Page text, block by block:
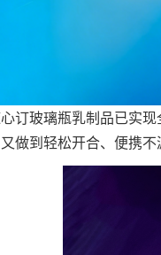
订玻璃瓶乳制品已实
做到轻松开合、便携